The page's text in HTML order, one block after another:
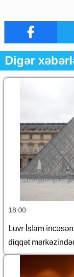
Digər
18:00
Luvr İslam
diqqət